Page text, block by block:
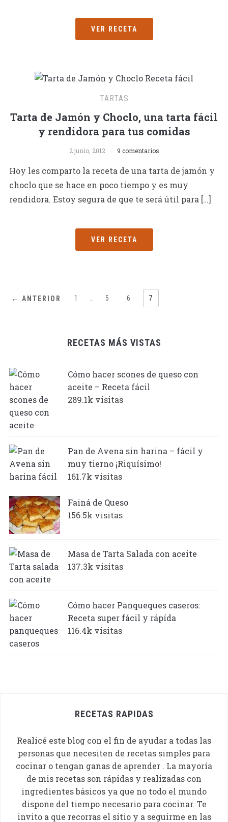
VER RECETA
TARTAS
Tarta de Jamón y Choclo, una tarta fácil
y rendidora para tus comidas
2 junio, 2012 9 comentarios
Hoy les comparto la receta de una tarta de jamón y
choclo que se hace en poco tiempo y es muy
rendidora. Estoy segura de que te será útil para […]
VER RECETA
← ANTERIOR 1 5 6 7
RECETAS MÁS VISTAS
Cómo hacer scones de queso con
aceite – Receta fácil
289.1k visitas
Pan de Avena sin harina – fácil y
muy tierno ¡Riquísimo!
161.7k visitas
Fainá de Queso
156.5k visitas
Masa de Tarta Salada con aceite
137.3k visitas
Cómo hacer Panqueques caseros:
Receta super fácil y rápída
116.4k visitas
RECETAS RAPIDAS
Realicé este blog con el fin de ayudar a todas las
personas que necesiten de recetas simples para
cocinar o tengan ganas de aprender . La mayoría
de mis recetas son rápidas y realizadas con
ingredientes básicos ya que no todo el mundo
dispone del tiempo necesario para cocinar. Te
invito a que recorras el sitio y a seguirme en las